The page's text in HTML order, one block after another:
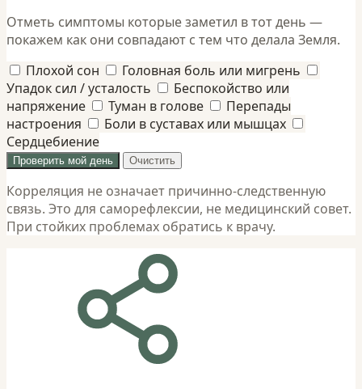
Отметь симптомы которые заметил в тот день —
покажем как они совпадают с тем что делала Земля.
Плохой сон
Головная боль или мигрень
Упадок сил / усталость
Беспокойство или
напряжение
Туман в голове
Перепады
настроения
Боли в суставах или мышцах
Сердцебиение
Проверить мой день Очистить
Корреляция не означает причинно-следственную
связь. Это для саморефлексии, не медицинский совет.
При стойких проблемах обратись к врачу.